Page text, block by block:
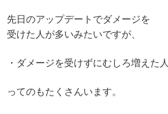
先日のアップデートでダメージを
受けた人が多いみたいですが、
・ダメージを受けずにむしろ増えた人
ってのもたくさんいます。